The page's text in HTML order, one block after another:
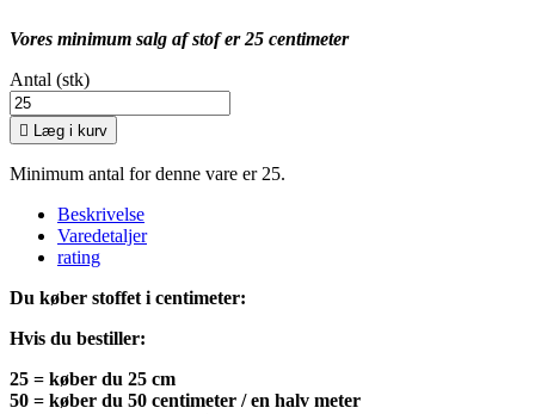
Vores minimum salg af stof er 25 centimeter
Antal (stk)
 Læg i kurv
Minimum antal for denne vare er 25.
Beskrivelse
Varedetaljer
rating
Du køber stoffet i centimeter:
Hvis du bestiller:
25 = køber du 25 cm
50 = køber du 50 centimeter / en halv meter